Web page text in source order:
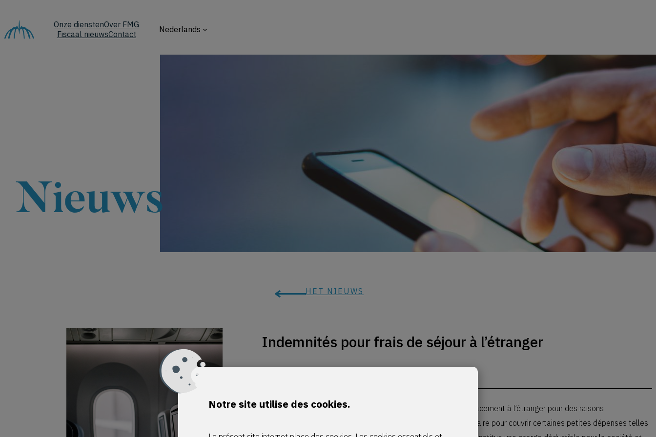
naar
de
inhoud
Onze dienstenOver FMG
Fiscaal nieuwsContact Nederlands
Nieuws
HET NIEUWS
Indemnités pour frais de séjour à l’étranger
Lorsqu’un dirigeant d’entreprise (ou un salarié) effectue un déplacement à l’étranger pour des raisons
professionnelles, la société peut l’indemniser de manière forfaitaire pour couvrir certaines petites dépenses telles
Notre site utilise des cookies.